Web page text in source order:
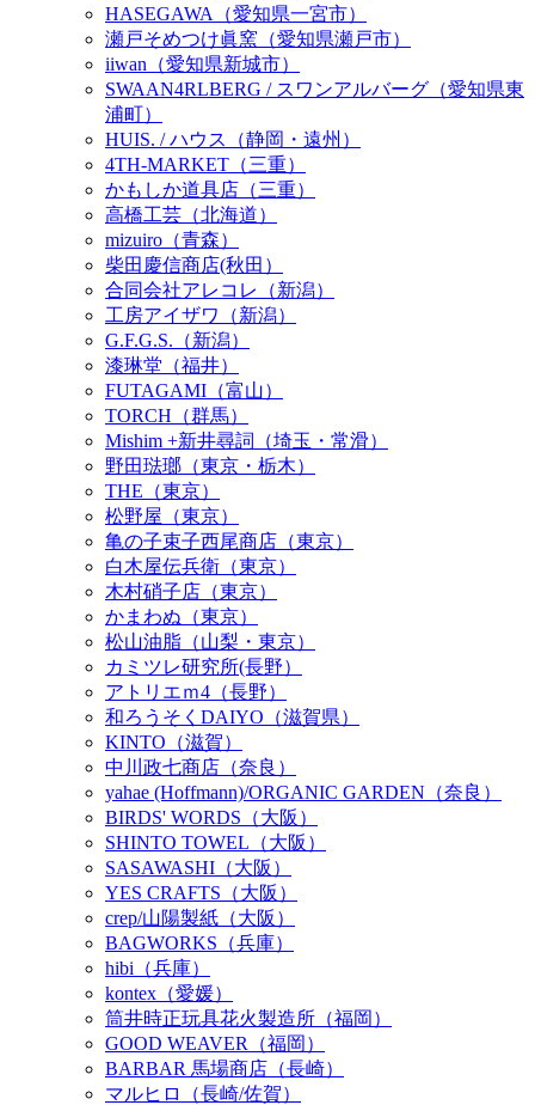
HASEGAWA（愛知県一宮市）
瀬戸そめつけ眞窯（愛知県瀬戸市）
iiwan（愛知県新城市）
SWAAN4RLBERG / スワンアルバーグ（愛知県東
浦町）
HUIS. / ハウス（静岡・遠州）
4TH-MARKET（三重）
かもしか道具店（三重）
高橋工芸（北海道）
mizuiro（青森）
柴田慶信商店(秋田）
合同会社アレコレ（新潟）
工房アイザワ（新潟）
G.F.G.S.（新潟）
漆琳堂（福井）
FUTAGAMI（富山）
TORCH（群馬）
Mishim +新井尋詞（埼玉・常滑）
野田琺瑯（東京・栃木）
THE（東京）
松野屋（東京）
亀の子束子西尾商店（東京）
白木屋伝兵衛（東京）
木村硝子店（東京）
かまわぬ（東京）
松山油脂（山梨・東京）
カミツレ研究所(長野）
アトリエｍ4（長野）
和ろうそくDAIYO（滋賀県）
KINTO（滋賀）
中川政七商店（奈良）
yahae (Hoffmann)/ORGANIC GARDEN（奈良）
BIRDS' WORDS（大阪）
SHINTO TOWEL（大阪）
SASAWASHI（大阪）
YES CRAFTS（大阪）
crep/山陽製紙（大阪）
BAGWORKS（兵庫）
hibi（兵庫）
kontex（愛媛）
筒井時正玩具花火製造所（福岡）
GOOD WEAVER（福岡）
BARBAR 馬場商店（長崎）
マルヒロ（長崎/佐賀）